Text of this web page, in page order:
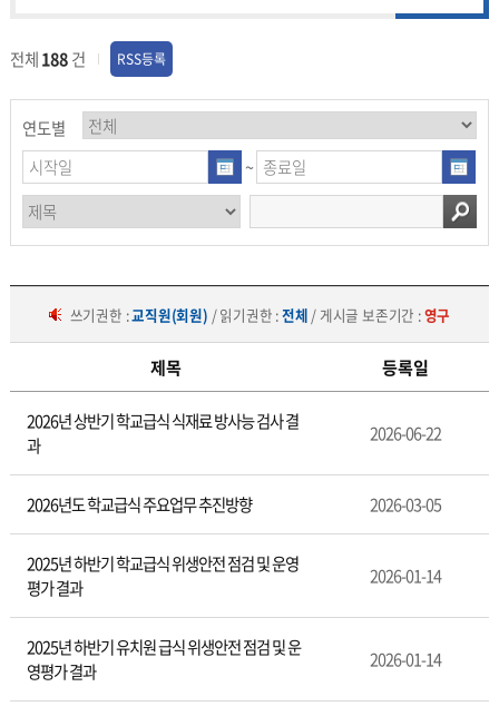
전체188건 RSS등록
연도별
~
쓰기권한 :교직원(회원) / 읽기권한 :전체 / 게시글 보존기간 :영구
식
제목 등록일
2026년 상반기 학교급식 식재료 방사능 검사 결
과
2026-06-22
2026년도 학교급식 주요업무 추진방향 2026-03-05
2025년 하반기 학교급식 위생안전 점검 및 운영
평가 결과
2026-01-14
2025년 하반기 유치원 급식 위생안전 점검 및 운
영평가 결과
2026-01-14